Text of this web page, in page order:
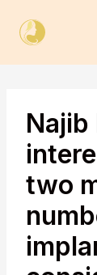
content
two